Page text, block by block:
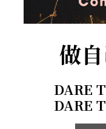
做
DARE
DARE